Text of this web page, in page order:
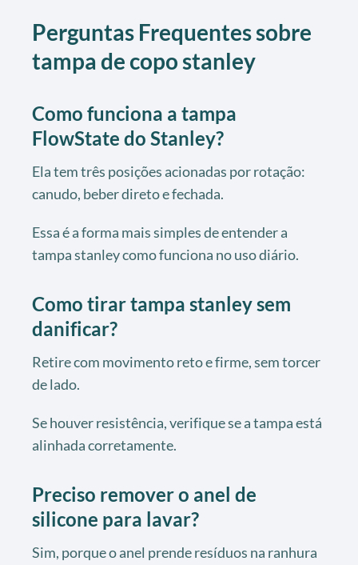
Perguntas Frequentes sobre
tampa de copo stanley
Como funciona a tampa
FlowState do Stanley?
Ela tem três posições acionadas por rotação:
canudo, beber direto e fechada.
Essa é a forma mais simples de entender a
tampa stanley como funciona no uso diário.
Como tirar tampa stanley sem
danificar?
Retire com movimento reto e firme, sem torcer
de lado.
Se houver resistência, verifique se a tampa está
alinhada corretamente.
Preciso remover o anel de
silicone para lavar?
Sim, porque o anel prende resíduos na ranhura